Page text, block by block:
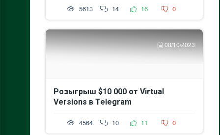
5613 14 16 0
08/10/2023
Розыгрыш $10 000 от Virtual
Versions в Telegram
4564 10 11 0